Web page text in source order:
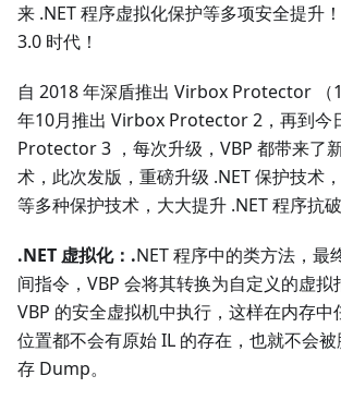
来 .NET 程序虚拟化保护等多项安全提升
3.0 时代！
自 2018 年深盾推出 Virbox Protector （
年10月推出 Virbox Protector 2，再到今
Protector 3 ，每次升级，VBP 都带来了
术，此次发版，重磅升级 .NET 保护技术
等多种保护技术，大大提升 .NET 程序抗
.NET 虚拟化：.NET 程序中的类方法，最
间指令，VBP 会将其转换为自定义的虚拟
VBP 的安全虚拟机中执行，这样在内存中
位置都不会有原始 IL 的存在，也就不会
存 Dump。